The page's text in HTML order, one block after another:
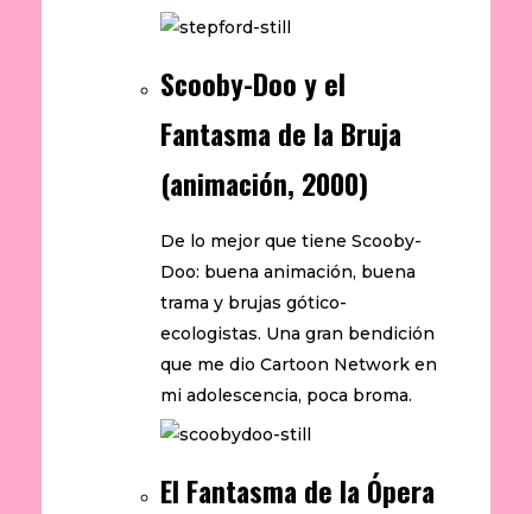
Scooby-Doo y el
Fantasma de la Bruja
(animación, 2000)
De lo mejor que tiene Scooby-
Doo: buena animación, buena
trama y brujas gótico-
ecologistas. Una gran bendición
que me dio Cartoon Network en
mi adolescencia, poca broma.
El Fantasma de la Ópera